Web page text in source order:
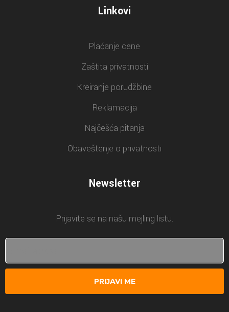
Linkovi
Plaćanje cene
Zaštita privatnosti
Kreiranje porudžbine
Reklamacija
Najčešća pitanja
Obaveštenje o privatnosti
Newsletter
Prijavite se na našu mejling listu.
PRIJAVI ME